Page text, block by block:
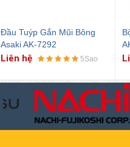
Bộ tuýp 1/2" 32 chi tiết Asaki
AK-9770
Liên hệ 5Sao